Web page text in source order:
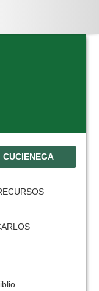
CUCIENEGA